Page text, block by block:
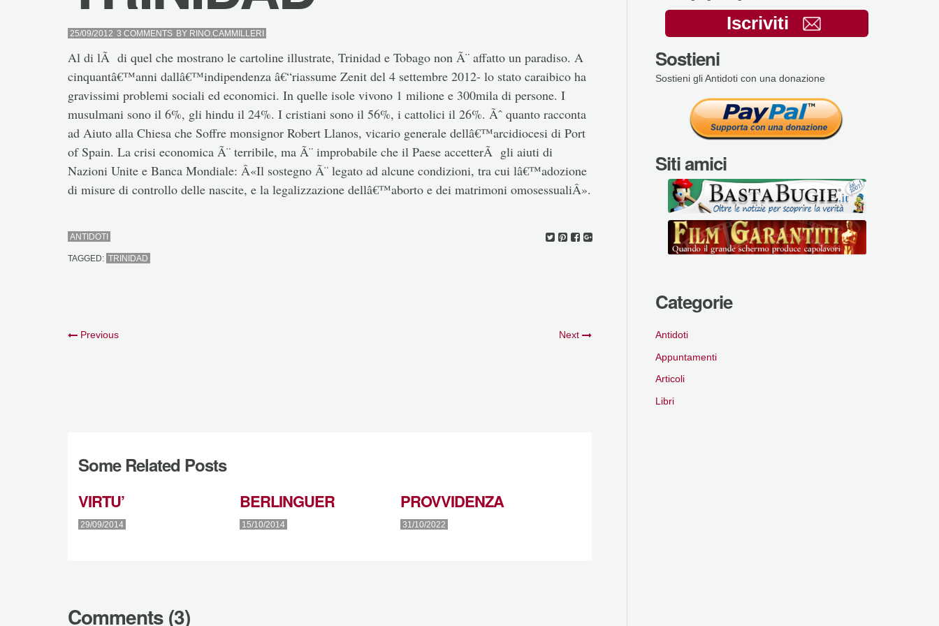
25/09/2012 3 COMMENTS BY RINO.CAMMILLERI
Al di lÃ di quel che mostrano le cartoline illustrate, Trinidad e Tobago non Ã¨ affatto un paradiso. A
cinquantâ€™anni dallâ€™indipendenza â€“riassume Zenit del 4 settembre 2012- lo stato caraibico ha
gravissimi problemi sociali ed economici. In quelle isole vivono 1 milione e 300mila di persone. I
musulmani sono il 6%, gli hindu il 24%. I cristiani sono il 56%, i cattolici il 26%. Ãˆ quanto racconta
ad Aiuto alla Chiesa che Soffre monsignor Robert Llanos, vicario generale dellâ€™arcidiocesi di Port
of Spain. La crisi economica Ã¨ terribile, ma Ã¨ improbabile che il Paese accetterÃ gli aiuti di
Nazioni Unite e Banca Mondiale: Â«Il sostegno Ã¨ legato ad alcune condizioni, tra cui lâ€™adozione
di misure di controllo delle nascite, e la legalizzazione dellâ€™aborto e dei matrimoni omosessualiÂ».
ANTIDOTI
TAGGED: TRINIDAD
Previous Next
Some Related Posts
VIRTU’
29/09/2014
BERLINGUER
15/10/2014
PROVVIDENZA
31/10/2022
Comments (3)
Iscriviti
Sostieni
Sostieni gli Antidoti con una donazione
Siti amici
Categorie
Antidoti
Appuntamenti
Articoli
Libri